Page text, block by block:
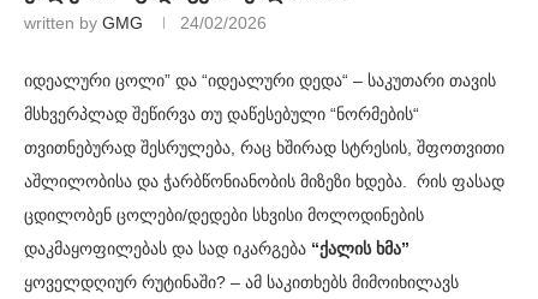
written by GMG 24/02/2026
იდეალური ცოლი” და “იდეალური დედა“ – საკუთარი თავის
მსხვერპლად შეწირვა თუ დაწესებული “ნორმების“
თვითნებურად შესრულება, რაც ხშირად სტრესის, შფოთვითი
აშლილობისა და ჭარბწონიანობის მიზეზი ხდება. რის ფასად
ცდილობენ ცოლები/დედები სხვისი მოლოდინების
დაკმაყოფილებას და სად იკარგება “ქალის ხმა”
ყოველდღიურ რუტინაში? – ამ საკითხებს მიმოიხილავს